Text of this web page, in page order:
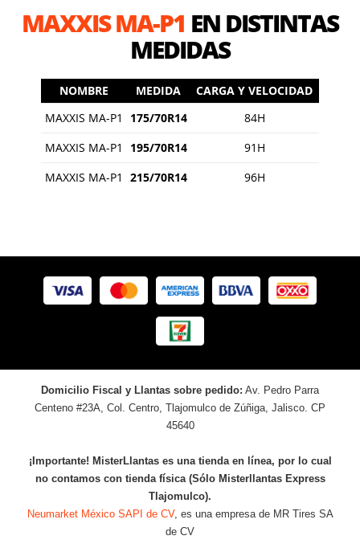
MAXXIS MA-P1 EN DISTINTAS
MEDIDAS
NOMBRE MEDIDA
CARGA Y VELOCIDAD
MAXXIS MA-P1
175/70R14
84H
MAXXIS MA-P1
195/70R14
91H
MAXXIS MA-P1
215/70R14 96H
Domicilio Fiscal y Llantas sobre pedido: Av. Pedro Parra
Centeno #23A, Col. Centro, Tlajomulco de Zúñiga, Jalisco. CP
45640
¡Importante! MisterLlantas es una tienda en línea, por lo cual
no contamos con tienda física (Sólo Misterllantas Express
Tlajomulco).
Neumarket México SAPI de CV, es una empresa de MR Tires SA
de CV